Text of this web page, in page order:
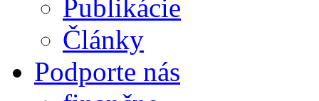
Publikácie
Články
Podporte nás